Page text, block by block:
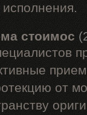
исполнения.
стоимос
от